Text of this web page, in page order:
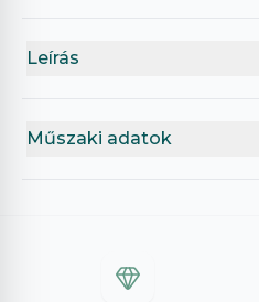
Leírás
Műszaki adatok